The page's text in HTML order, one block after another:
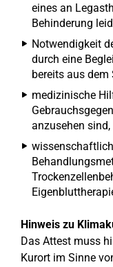
eines an
Behinderung
Notwendigkeit
durch eine
bereits aus dem
medizinische
anzusehen sind,
Hinweis zu
Das Attest muss
Kurort im Sinne